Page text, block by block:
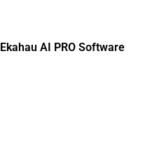
Ekahau AI PRO Software